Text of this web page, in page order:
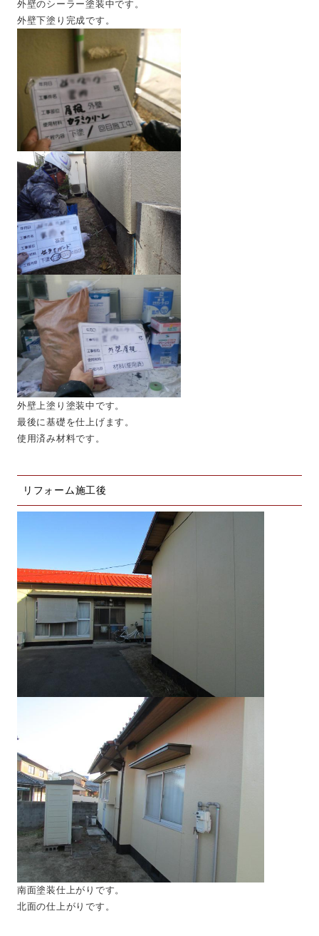
外壁のシーラー塗装中です。
外壁下塗り完成です。
外壁上塗り塗装中です。
最後に基礎を仕上げます。
使用済み材料です。
リフォーム施工後
南面塗装仕上がりです。
北面の仕上がりです。